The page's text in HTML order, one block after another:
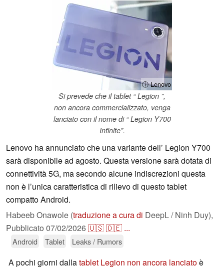
ⓘ Lenovo
Si prevede che il tablet “ Legion ”,
non ancora commercializzato, venga
lanciato con il nome di “ Legion Y700
Infinite”.
Lenovo ha annunciato che una variante dell’ Legion Y700
sarà disponibile ad agosto. Questa versione sarà dotata di
connettività 5G, ma secondo alcune indiscrezioni questa
non è l’unica caratteristica di rilievo di questo tablet
compatto Android.
Habeeb Onawole (traduzione a cura di DeepL / Ninh Duy),
Pubblicato 07/02/2026🇺🇸🇩🇪 ...
Android Tablet Leaks / Rumors
A pochi giorni dallatablet Legion non ancora lanciatoè